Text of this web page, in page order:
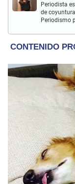
Periodista
de
Periodismo
revista